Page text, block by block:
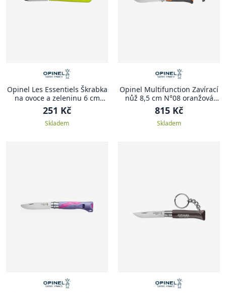
Opinel Les Essentiels Škrabka
na ovoce a zeleninu 6 cm
N°115 zelená
251 Kč
Skladem
Opinel Multifunction Zavírací
nůž 8,5 cm N°08 oranžová
MULTIFUNCTION
815 Kč
Skladem